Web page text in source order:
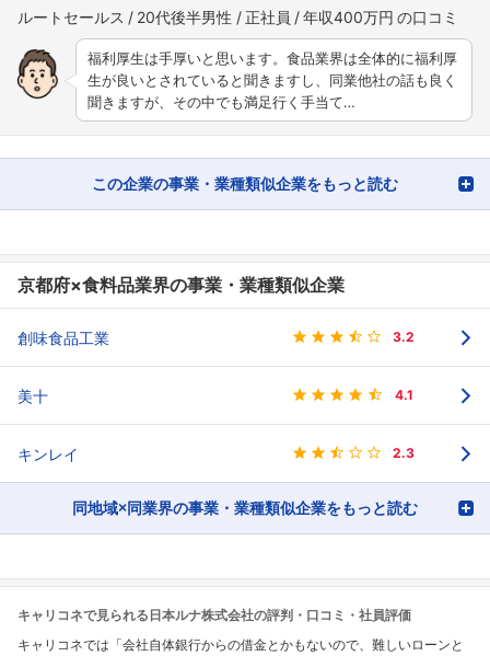
ルートセールス 20代後半男性 正社員 年収400万円
福利厚生は手厚いと思います。食品業界は全体的に福利厚
生が良いとされていると聞きますし、同業他社の話も良く
聞きますが、その中でも満足行く手当て…
この企業の事業・業種類似企業をもっと読む
京都府×食料品業界の事業・業種類似企業
創味食品工業 3.2
美十 4.1
キンレイ 2.3
同地域×同業界の事業・業種類似企業をもっと読む
キャリコネで見られる日本ルナ株式会社の評判・口コミ・社員評価
キャリコネでは「会社自体銀行からの借金とかもないので、難しいローンと